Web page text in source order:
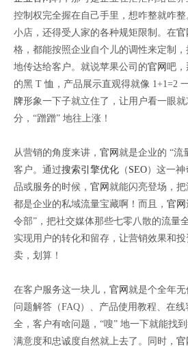
控制权完全握在自己手里，想咋整就咋
小店，还得受人家的各种规矩限制。在官
格，都能按照企业自个儿的调性来定制，
地传达给客户。就说苹果公司的官网 吧
的黑 T 恤，产品展示直观得就像 1+1=2
牌形象一下子就立住了，让用户看一眼
分，“蹭蹭” 地往上涨！
从营销的角度来讲， 官网 就是企业的 “流
客户。通过搜索引擎优化 （ SEO）这一
品或服务的时候， 官网 就能闪亮登场，
都是企业的私域流量宝藏啊！而且， 官网
令部”，把社交媒体那些七零八散的流量
实现用户的转化和留存，让营销效果和
卖，划算！
在客户服务这一块儿， 官网 就是个全年无
问题解答（FAQ）、产品使用教程、在
全，客户有啥问题，“嗖” 地一下就能找
满意度和忠诚度自然就上去了。同时， 官